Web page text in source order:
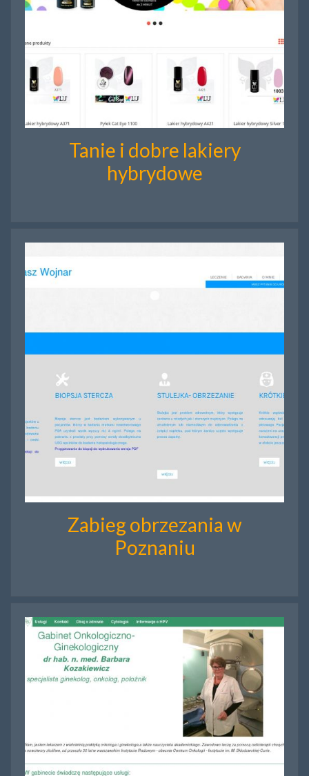
Tanie i dobre lakiery
hybrydowe
Zabieg obrzezania w
Poznaniu